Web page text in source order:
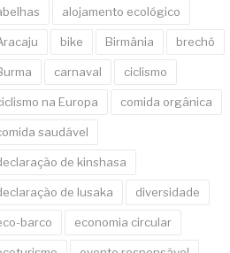
alojamento ecológico
bike Birmânia brechó
carnaval ciclismo
na Europa comida orgânica
saudável
de kinshasa
de lusaka diversidade
barco economia circular